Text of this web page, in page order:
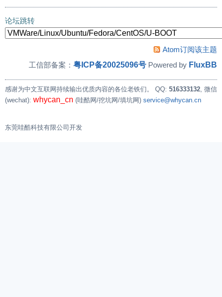
»听韦哥讲Linux启动过程
论坛跳转
Atom订阅该主题
工信部备案： 粤ICP备20025096号 Powered by FluxBB
感谢为中文互联网持续输出优质内容的各位老铁们。 QQ: 516333132, 微信
(wechat): whycan_cn (哇酷网/挖坑网/填坑网) service@whycan.cn
东莞哇酷科技有限公司开发